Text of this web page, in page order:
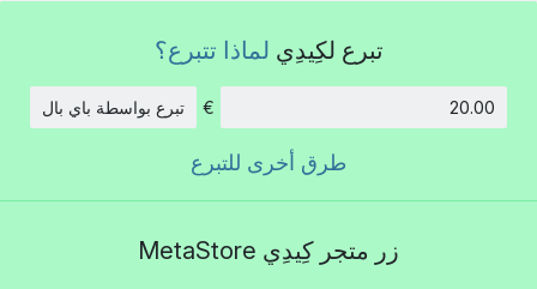
تبرع لكِيدِي لماذا تتبرع؟
€ تبرع بواسطة باي بال
طرق أخرى للتبرع
زر متجر كِيدِي MetaStore